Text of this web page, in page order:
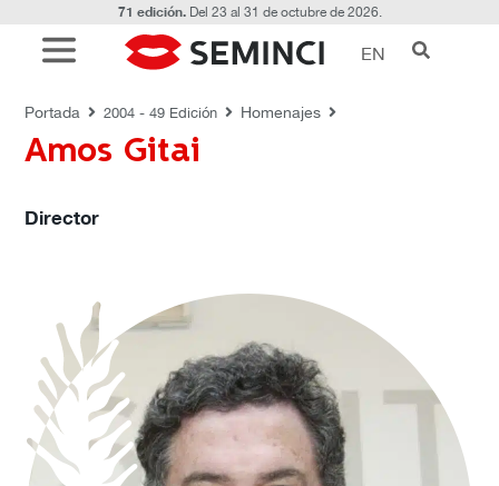
71 edición.Del 23 al 31 de octubre de 2026.
EN
Portada 2004 - 49 Edición Homenajes
Amos Gitai
Director
HOMENAJES